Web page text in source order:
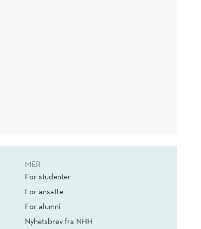
MER
For studenter
For ansatte
For alumni
Nyhetsbrev fra NHH